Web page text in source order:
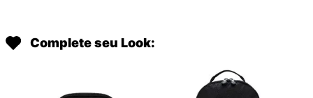
Complete seu Look: